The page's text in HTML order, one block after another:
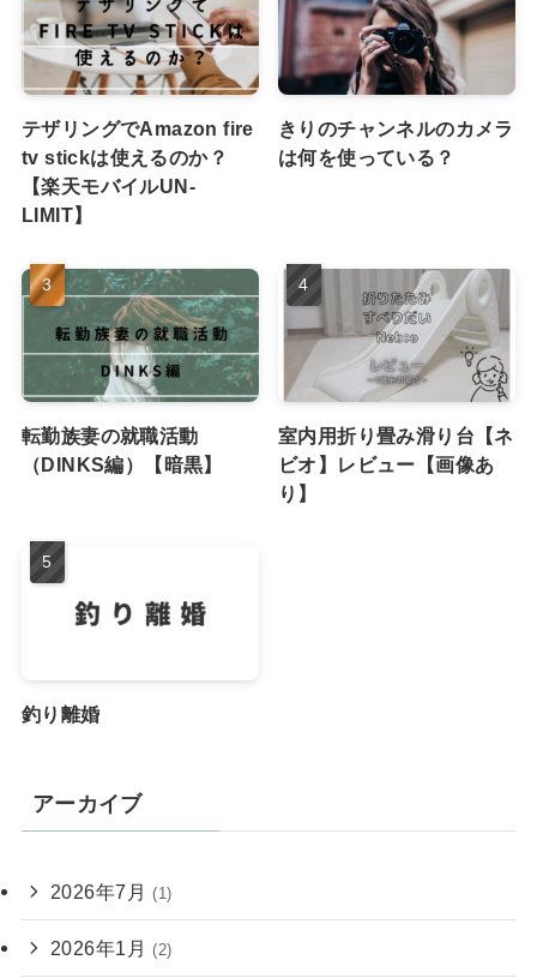
テザリングでAmazon fire
tv stickは使えるのか？
【楽天モバイルUN-
LIMIT】
きりのチャンネルのカメラ
は何を使っている？
転勤族妻の就職活動
（DINKS編）【暗黒】
室内用折り畳み滑り台【ネ
ビオ】レビュー【画像あ
り】
釣り離婚
アーカイブ
2026年7月 (1)
2026年1月 (2)